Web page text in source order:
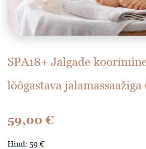
SPA18+ Jalgade
lõõgastava
59,00 €
Hind: 59 €